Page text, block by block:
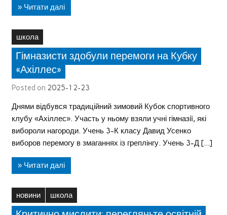
» Читати далі
школа
Гімназисти здобули перемоги на Кубку
«Ахіллес»
Posted on 2025-12-23
Днями відбувся традиційний зимовий Кубок спортивного
клубу «Ахіллес». Участь у ньому взяли учні гімназії, які
вибороли нагороди. Учень 3-К класу Давид Усенко
виборов перемогу в змаганнях із греплінгу. Учень 3-Д […]
» Читати далі
новини школа